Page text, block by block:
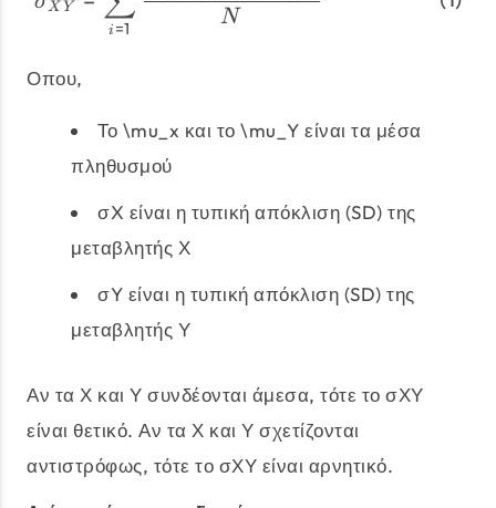
X Y
i=1
N
Οπου,
Το \mu_x και το \mu_Y είναι τα μέσα
πληθυσμού
σX είναι η τυπική απόκλιση (SD) της
μεταβλητής Χ
σY είναι η τυπική απόκλιση (SD) της
μεταβλητής Υ
Αν τα Χ και Υ συνδέονται άμεσα, τότε το σΧΥ
είναι θετικό. Αν τα Χ και Υ σχετίζονται
αντιστρόφως, τότε το σΧΥ είναι αρνητικό.